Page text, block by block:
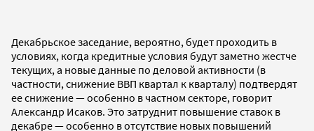
Декабрьское заседание, вероятно, будет проходить в
условиях, когда кредитные условия будут заметно жестче
текущих, а новые данные по деловой активности (в
частности, снижение ВВП квартал к кварталу) подтвердят
ее снижение — особенно в частном секторе, говорит
Александр Исаков. Это затруднит повышение ставок в
декабре — особенно в отсутствие новых повышений